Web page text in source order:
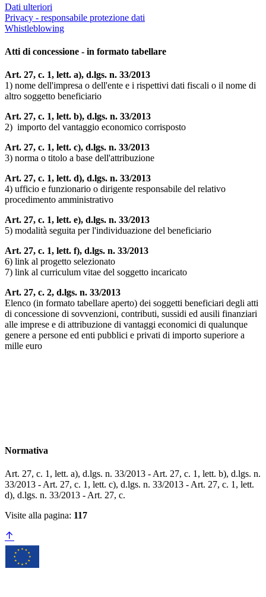
Dati ulteriori
Privacy - responsabile protezione dati
Whistleblowing
Atti di concessione - in formato tabellare
Art. 27, c. 1, lett. a), d.lgs. n. 33/2013
1) nome dell'impresa o dell'ente e i rispettivi dati fiscali o il nome di
altro soggetto beneficiario
Art. 27, c. 1, lett. b), d.lgs. n. 33/2013
2) importo del vantaggio economico corrisposto
Art. 27, c. 1, lett. c), d.lgs. n. 33/2013
3) norma o titolo a base dell'attribuzione
Art. 27, c. 1, lett. d), d.lgs. n. 33/2013
4) ufficio e funzionario o dirigente responsabile del relativo
procedimento amministrativo
Art. 27, c. 1, lett. e), d.lgs. n. 33/2013
5) modalità seguita per l'individuazione del beneficiario
Art. 27, c. 1, lett. f), d.lgs. n. 33/2013
6) link al progetto selezionato
7) link al curriculum vitae del soggetto incaricato
Art. 27, c. 2, d.lgs. n. 33/2013
Elenco (in formato tabellare aperto) dei soggetti beneficiari degli atti
di concessione di sovvenzioni, contributi, sussidi ed ausili finanziari
alle imprese e di attribuzione di vantaggi economici di qualunque
genere a persone ed enti pubblici e privati di importo superiore a
mille euro
Normativa
Art. 27, c. 1, lett. a), d.lgs. n. 33/2013 - Art. 27, c. 1, lett. b), d.lgs. n.
33/2013 - Art. 27, c. 1, lett. c), d.lgs. n. 33/2013 - Art. 27, c. 1, lett.
d), d.lgs. n. 33/2013 - Art. 27, c.
Visite alla pagina: 117